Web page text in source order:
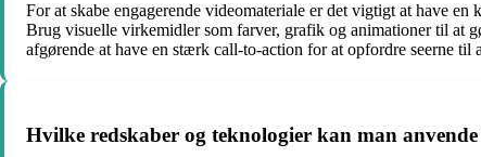
For at skabe engagerende videomateriale er det vigtigt at have
Brug visuelle virkemidler som farver, grafik og animationer til at
afgørende at have en stærk call-to-action for at opfordre seerne til
Hvilke redskaber og teknologier kan man